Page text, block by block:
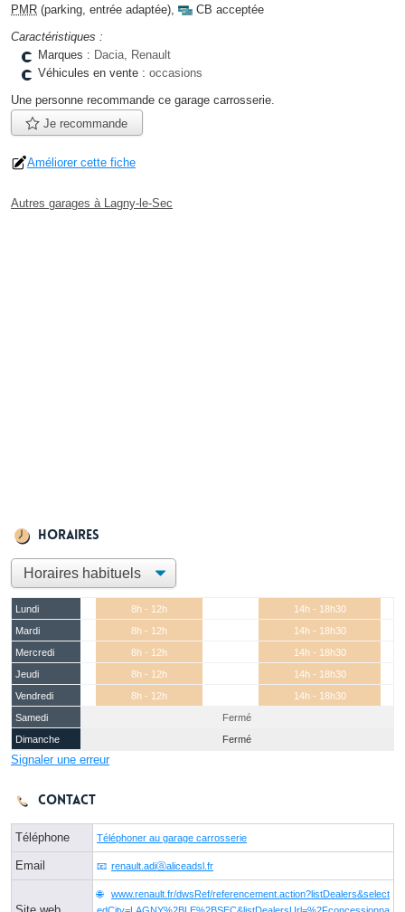
PMR (parking, entrée adaptée),
CB acceptée
Caractéristiques :
Marques : Dacia, Renault
Véhicules en vente : occasions
Une personne recommande ce garage carrosserie.
Je recommande
Améliorer cette fiche
Autres garages à Lagny-le-Sec
Horaires
Lundi 8h - 12h
14h - 18h30
Mardi
8h - 12h
14h - 18h30
Mercredi
8h - 12h
14h - 18h30
Jeudi
8h - 12h
14h - 18h30
Vendredi
8h - 12h
14h - 18h30
Samedi
Fermé
Dimanche
Fermé
Signaler une erreur
Contact
Téléphone Téléphoner au garage carrosserie
Email renault.adiⓐaliceadsl.fr
www.renault.fr/dwsRef/referencement.action?listDealers&select